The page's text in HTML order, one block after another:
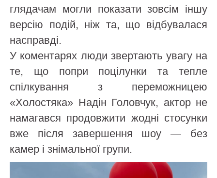
глядачам могли показати зовсім іншу
версію подій, ніж та, що відбувалася
насправді.
У коментарях люди звертають увагу на
те, що попри поцілунки та тепле
спілкування з переможницею
«Холостяка» Надін Головчук, актор не
намагався продовжити жодні стосунки
вже після завершення шоу — без
камер і знімальної групи.